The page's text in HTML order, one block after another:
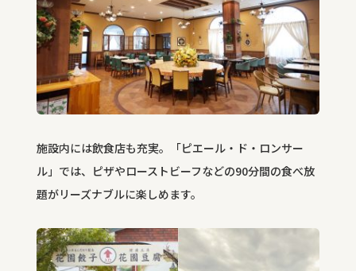
施設内には飲食店も充実。「ピエール・ド・ロンサー
ル」では、ピザやローストビーフなどの90分間の食べ放
題がリーズナブルに楽しめます。